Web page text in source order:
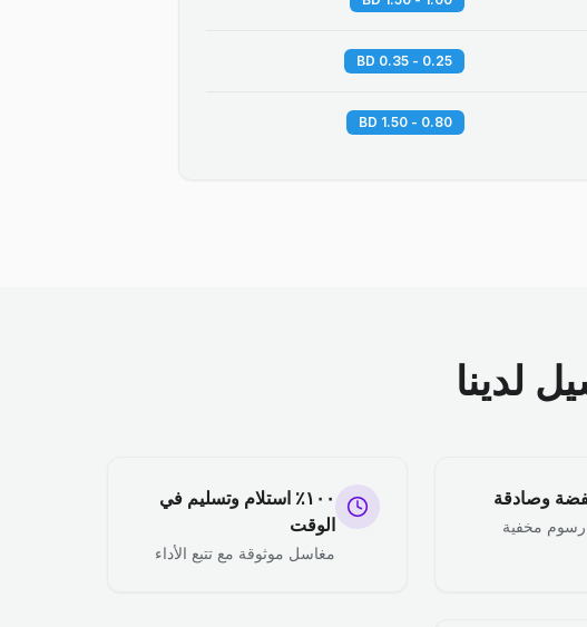
0.25 - 0.35 BD
0.80 - 1.50 BD
لدينا
وصادقة
رسوم مخفية
١٠٠٪ استلام وتسليم في
الوقت
مغاسل موثوقة مع تتبع الأداء